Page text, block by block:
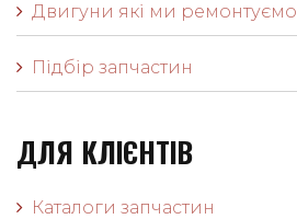
Двигуни які ми ремонтуємо
Підбір запчастин
ДЛЯ КЛІЄНТІВ
Каталоги запчастин